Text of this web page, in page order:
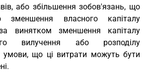
або збільшення зобов'язань, що
зменшення власного капіталу
винятком зменшення капіталу
вилучення або розподілу
умови, що ці витрати можуть бути